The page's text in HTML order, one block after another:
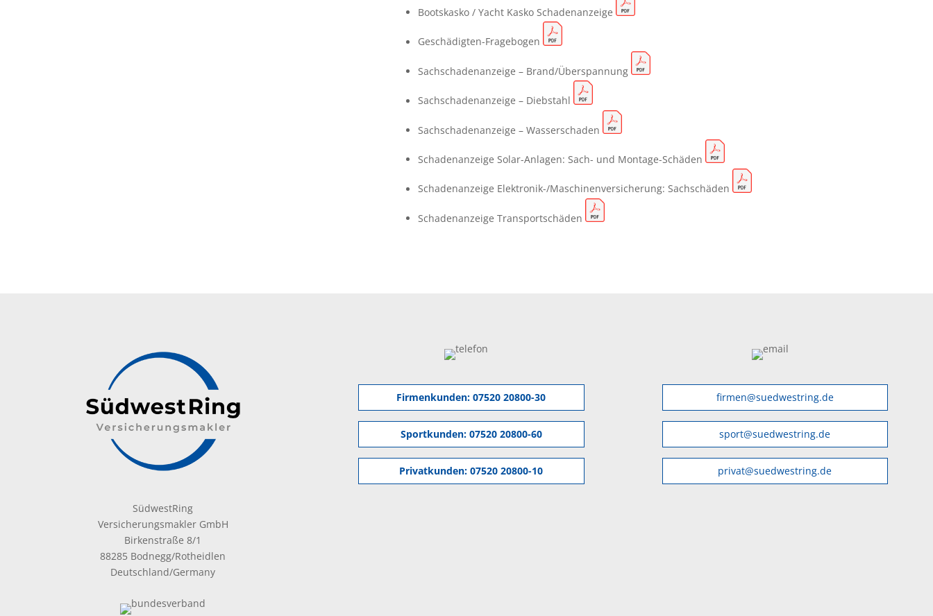
Bootskasko / Yacht Kasko Schadenanzeige
Geschädigten-Fragebogen
Sachschadenanzeige – Brand/Überspannung
Sachschadenanzeige – Diebstahl
Sachschadenanzeige – Wasserschaden
Schadenanzeige Solar-Anlagen: Sach- und Montage-Schäden
Schadenanzeige Elektronik-/Maschinenversicherung: Sachschäden
Schadenanzeige Transportschäden
SüdwestRing
Versicherungsmakler GmbH
Birkenstraße 8/1
88285 Bodnegg/Rotheidlen
Deutschland/Germany
Firmenkunden:07520 20800-30
Sportkunden: 07520 20800-60
Privatkunden:07520 20800-10
firmen@suedwestring.de
sport@suedwestring.de
privat@suedwestring.de